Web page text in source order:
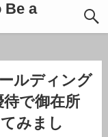
Be a
ルディング
で御在所
みまし